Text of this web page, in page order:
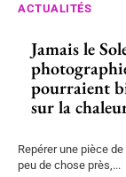
ACTUALITÉS
Jamais le
pourraient
sur la
Repérer une pièce
peu de chose près,...